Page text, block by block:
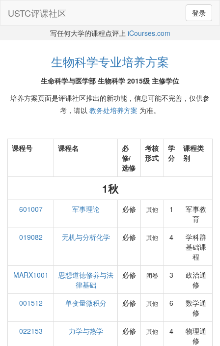
登录
USTC评课社区
写任何大学的课程点评上 iCourses.com
生物科学专业培养方案
生命科学与医学部 生物科学 2015级 主修学位
培养方案页面是评课社区推出的新功能，信息可能不完善，仅供参
考，请以 教务处培养方案 为准。
课程号 课程名
必
修/
选修
考核
形式
学
分
课程类
别
1秋
601007 军事理论 必修 其他 1
军事教
育
019082
无机与分析化学 必修 其他 4
学科群
基础课
程
MARX1001
思想道德修养与法
律基础
必修 闭卷 3
政治通
修
001512
单变量微积分 必修 其他 6
数学通
修
022153
力学与热学 必修 其他 4
物理通
修